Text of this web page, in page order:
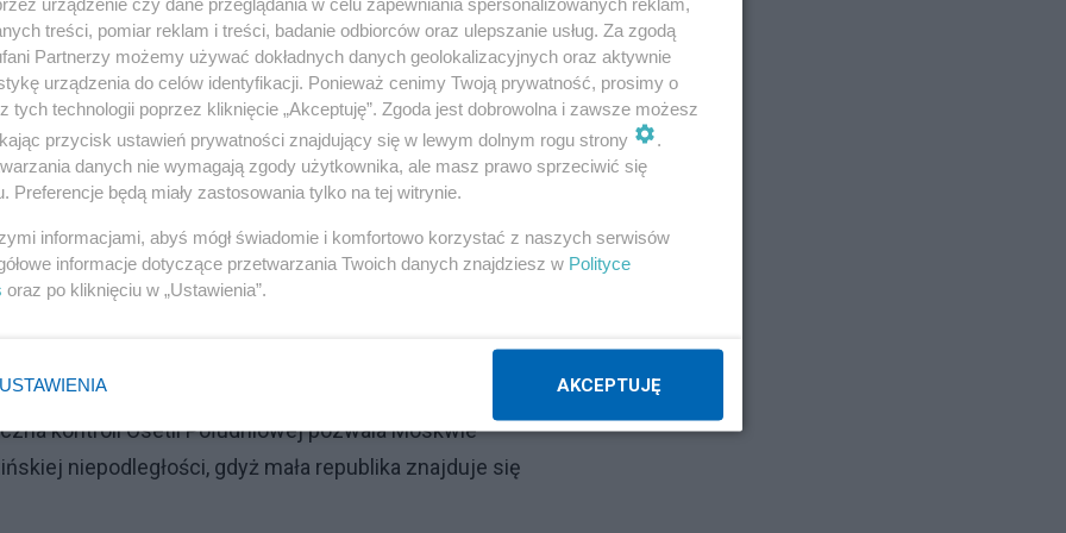
Gruzji, co pozwala Zachodowi na zmniejszenie
pomijając Rosję i Iran. Stąd zainteresowanie Rosji dla
Osetii Południowej po ataku Gruzji na
Reklama
czym Wzgórza Golan są dla Izraela: solą w oku wroga.
wojny sześciodniowej 1967 daje w rzeczywistości
monitorowania wojskowych ruchów swoich arabskich
ze szczytu Wzgórz. W razie wojny między obu krajami,
jest tylko 60 km (40 mil) na północny wschód od
kontroli Osetii Południowej pozwala Moskwie
niepodległości, gdyż mała republika znajduje się
treści, pomiar reklam i treści, badanie odbiorców oraz ulepszanie usług. Za zgodą
Partnerzy możemy używać dokładnych danych geolokalizacyjnych oraz aktywnie
urządzenia do celów identyfikacji. Ponieważ cenimy Twoją prywatność, prosimy o
tych technologii poprzez kliknięcie „Akceptuję”. Zgoda jest dobrowolna i zawsze możesz
przycisk ustawień prywatności znajdujący się w lewym dolnym rogu strony
.
danych nie wymagają zgody użytkownika, ale masz prawo sprzeciwić się
Preferencje będą miały zastosowania tylko na tej witrynie.
informacjami, abyś mógł świadomie i komfortowo korzystać z naszych serwisów
informacje dotyczące przetwarzania Twoich danych znajdziesz w Polityce
oraz po kliknięciu w „Ustawienia”.
USTAWIENIA AKCEPTUJĘ